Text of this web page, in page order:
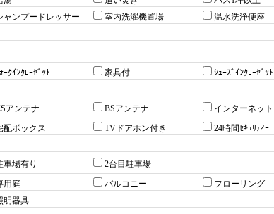
ャンプードレッサー 室内洗濯機置場
温水洗浄便座
ｰｸｲﾝｸﾛｰｾﾞｯﾄ 家具付
ｼｭｰｽﾞｲﾝｸﾛｰｾﾞｯﾄ
アンテナ BSアンテナ インターネット
配ボックス TVドアホン付き
24時間ｾｷｭﾘﾃｨｰ
車場有り 2台目駐車場
用庭 バルコニー
フローリング
明器具